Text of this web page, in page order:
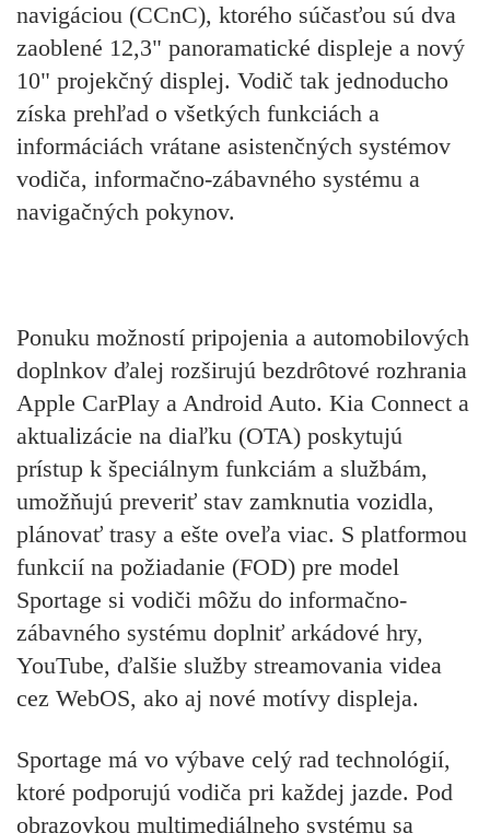
navigáciou (CCnC), ktorého súčasťou sú dva
zaoblené 12,3" panoramatické displeje a nový
10" projekčný displej. Vodič tak jednoducho
získa prehľad o všetkých funkciách a
informáciách vrátane asistenčných systémov
vodiča, informačno-zábavného systému a
navigačných pokynov.
Ponuku možností pripojenia a automobilových
doplnkov ďalej rozširujú bezdrôtové rozhrania
Apple CarPlay a Android Auto. Kia Connect a
aktualizácie na diaľku (OTA) poskytujú
prístup k špeciálnym funkciám a službám,
umožňujú preveriť stav zamknutia vozidla,
plánovať trasy a ešte oveľa viac. S platformou
funkcií na požiadanie (FOD) pre model
Sportage si vodiči môžu do informačno-
zábavného systému doplniť arkádové hry,
YouTube, ďalšie služby streamovania videa
cez WebOS, ako aj nové motívy displeja.
Sportage má vo výbave celý rad technológií,
ktoré podporujú vodiča pri každej jazde. Pod
obrazovkou multimediálneho systému sa